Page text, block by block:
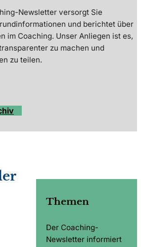
Newsletter versorgt Sie
und berichtet über
im Coaching. Unser Anliegen ist es,
zu machen und
zu teilen.
Themen
Der Coaching-
Newsletter informiert